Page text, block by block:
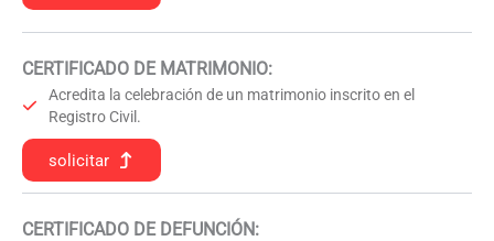
CERTIFICADO DE MATRIMONIO:
Acredita la celebración de un matrimonio inscrito en el
Registro Civil.
solicitar
CERTIFICADO DE DEFUNCIÓN: